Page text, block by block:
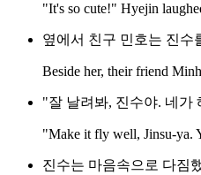
"It's so cute!" Hyejin
옆에서 친구 민호는 진수
Beside her, their friend
"잘 날려봐, 진수야. 네가
"Make it fly well, Jinsu-ya.
진수는 마음속으로 다짐